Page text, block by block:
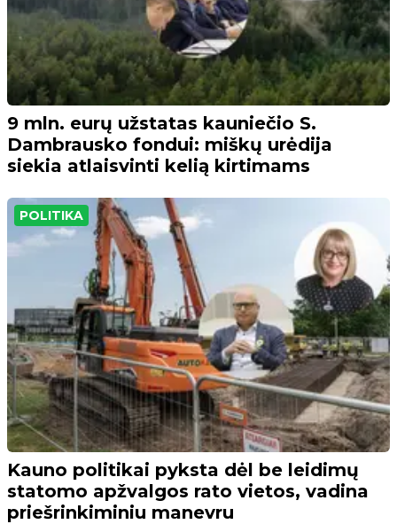
9 mln. eurų užstatas kauniečio S.
Dambrausko fondui: miškų urėdija
siekia atlaisvinti kelią kirtimams
POLITIKA
Kauno politikai pyksta dėl be leidimų
statomo apžvalgos rato vietos, vadina
priešrinkiminiu manevru